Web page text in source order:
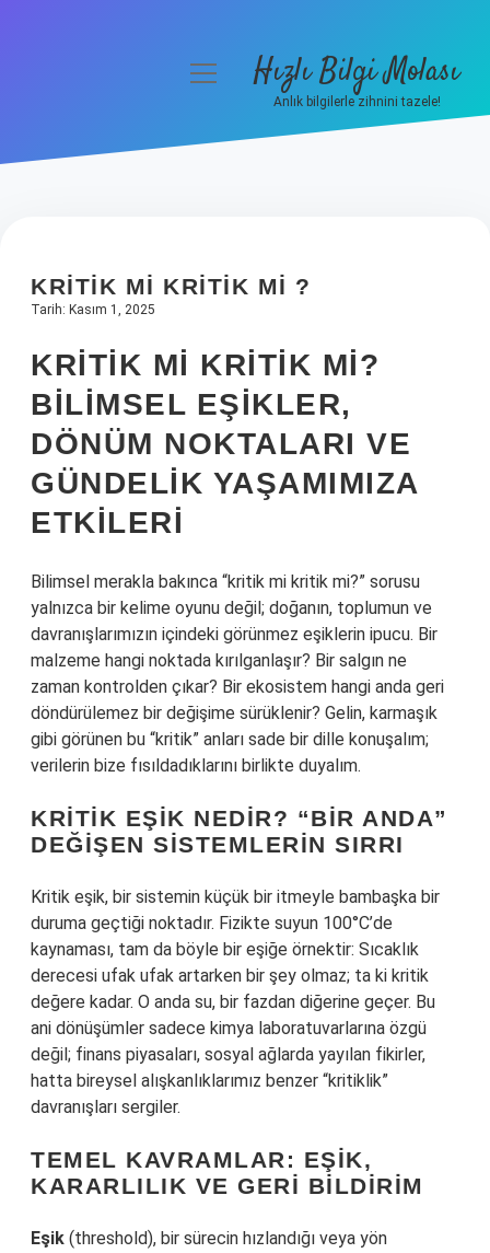
Hakkımızda
menüyüHızlı Bilgi Molası
Anlık bilgilerle zihnini tazele!
KRITIK MI KRITIK MI ?
Tarih: Kasım 1, 2025
KRITIK MI KRITIK MI?
BILIMSEL EŞIKLER,
DÖNÜM NOKTALARI VE
GÜNDELIK YAŞAMIMIZA
ETKILERI
Bilimsel merakla bakınca “kritik mi kritik mi?” sorusu
yalnızca bir kelime oyunu değil; doğanın, toplumun ve
davranışlarımızın içindeki görünmez eşiklerin ipucu. Bir
malzeme hangi noktada kırılganlaşır? Bir salgın ne
zaman kontrolden çıkar? Bir ekosistem hangi anda geri
döndürülemez bir değişime sürüklenir? Gelin, karmaşık
gibi görünen bu “kritik” anları sade bir dille konuşalım;
verilerin bize fısıldadıklarını birlikte duyalım.
KRITIK EŞIK NEDIR? “BIR ANDA”
DEĞIŞEN SISTEMLERIN SIRRI
Kritik eşik, bir sistemin küçük bir itmeyle bambaşka bir
duruma geçtiği noktadır. Fizikte suyun 100°C’de
kaynaması, tam da böyle bir eşiğe örnektir: Sıcaklık
derecesi ufak ufak artarken bir şey olmaz; ta ki kritik
değere kadar. O anda su, bir fazdan diğerine geçer. Bu
ani dönüşümler sadece kimya laboratuvarlarına özgü
değil; finans piyasaları, sosyal ağlarda yayılan fikirler,
hatta bireysel alışkanlıklarımız benzer “kritiklik”
davranışları sergiler.
TEMEL KAVRAMLAR: EŞIK,
KARARLILIK VE GERI BILDIRIM
Eşik (threshold), bir sürecin hızlandığı veya yön